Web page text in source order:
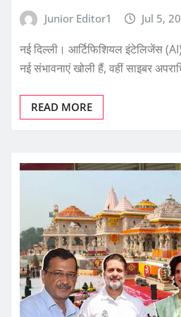
Junior Editor1 Jul 5,
नई दिल्ली। आर्टिफिशियल इंटेलिजेंस
नई संभावनाएं खोली हैं, वहीं साइबर
READ MORE